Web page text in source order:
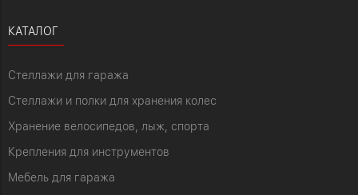
КАТАЛОГ
Стеллажи для гаража
Стеллажи и полки для хранения колес
Хранение велосипедов, лыж, спорта
Крепления для инструментов
Мебель для гаража